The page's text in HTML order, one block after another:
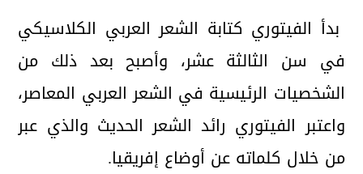
بدأ الفيتوري كتابة الشعر العربي الكلاسيكي
في سن الثالثة عشر، وأصبح بعد ذلك من
الشخصيات الرئيسية في الشعر العربي المعاصر،
واعتبر الفيتوري رائد الشعر الحديث والذي عبر
من خلال كلماته عن أوضاع إفريقيا.